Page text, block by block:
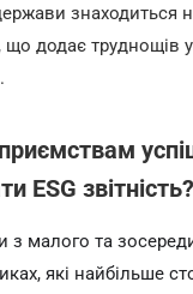
знаходиться
додає труднощів у
ESG звітність?
малого та
які найбільше